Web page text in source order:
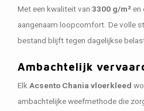
Met een kwaliteit van 3300 g/m²en
aangenaam loopcomfort. De volle
bestand blijft tegen dagelijkse
Ambachtelijk
ElkAcsento Chania vloerkleed
ambachtelijke weefmethode die